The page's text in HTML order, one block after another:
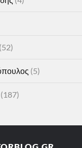
(52)
(5)
(187)